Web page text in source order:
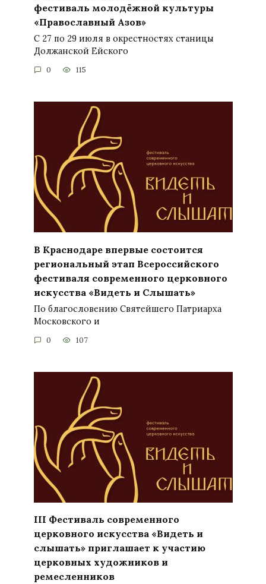
фестиваль молодёжной культуры
«Православный Азов»
С 27 по 29 июля в окрестностях станицы
Должанской Ейского
0 115
В Краснодаре впервые состоится
региональный этап Всероссийского
фестиваля современного церковного
искусства «Видеть и Слышать»
По благословению Святейшего Патриарха
Московского и
0 107
ІІІ Фестиваль современного
церковного искусства «Видеть и
слышать» приглашает к участию
церковных художников и
ремесленников